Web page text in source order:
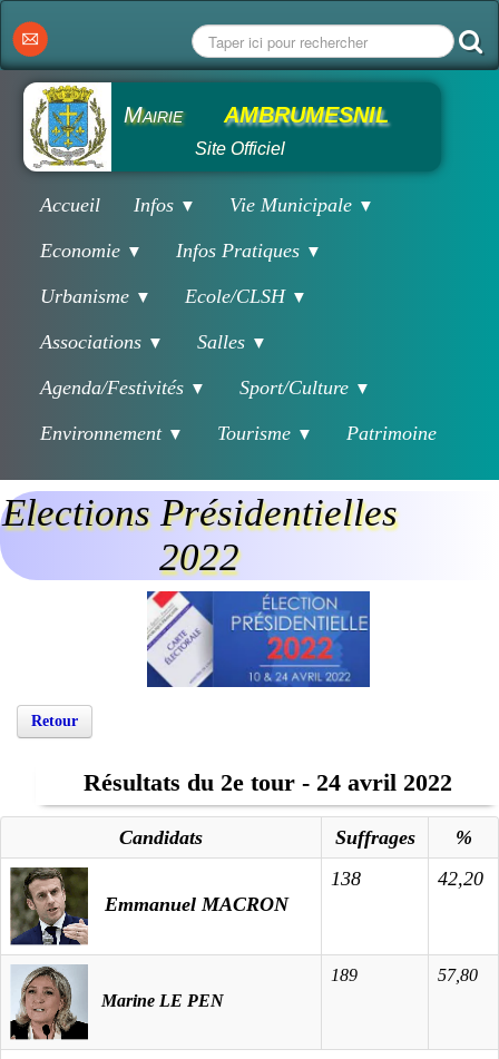
Mairie AMBRUMESNIL
Site Officiel
Accueil Infos ▼ Vie Municipale ▼
Economie ▼ Infos Pratiques ▼
Urbanisme ▼ Ecole/CLSH ▼
Associations ▼ Salles ▼
Agenda/Festivités ▼ Sport/Culture ▼
Environnement ▼ Tourisme ▼ Patrimoine
Elections Présidentielles
2022
Retour
Résultats du 2e tour - 24 avril 2022
Candidats Suffrages %
Emmanuel MACRON
138 42,20
Marine LE PEN
189 57,80